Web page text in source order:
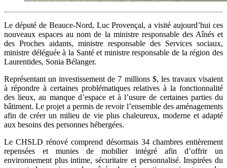
Le député de Beauce-Nord, Luc Provençal, a visité aujourd’hui ces
nouveaux espaces au nom de la ministre responsable des Aînés et
des Proches aidants, ministre responsable des Services sociaux,
ministre déléguée à la Santé et ministre responsable de la région des
Laurentides, Sonia Bélanger.
Représentant un investissement de 7 millions $, les travaux visaient
à répondre à certaines problématiques relatives à la fonctionnalité
des lieux, au manque d’espace et à l’usure de certaines parties du
bâtiment. Le projet a permis de revoir l’ensemble des aménagements
afin de créer un milieu de vie plus chaleureux, moderne et adapté
aux besoins des personnes hébergées.
Le CHSLD rénové comprend désormais 34 chambres entièrement
repensées et munies de mobilier intégré afin d’offrir un
environnement plus intime, sécuritaire et personnalisé. Inspirées du